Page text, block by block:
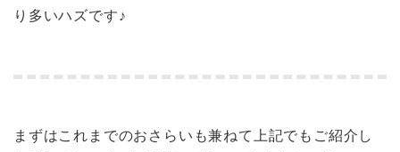
り多いハズです♪
まずはこれまでのおさらいも兼ねて上記でもご紹介し